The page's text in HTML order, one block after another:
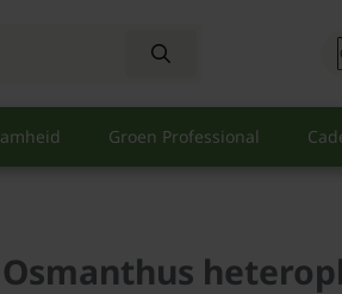
Groen Professional
Osmanthus